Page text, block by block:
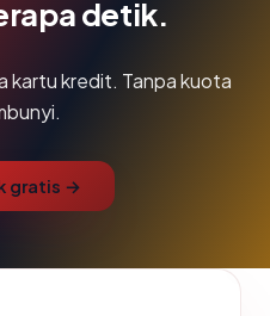
detik.
kartu kredit. Tanpa kuota
gratis →